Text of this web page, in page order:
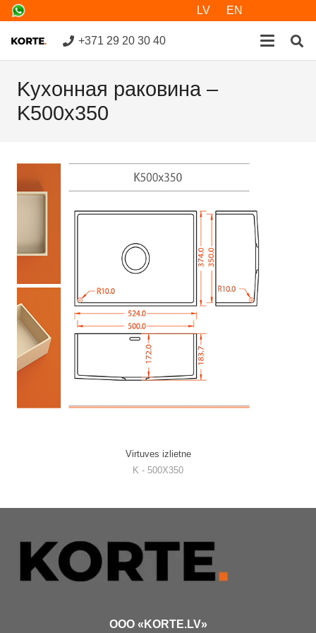
LV EN
+371 29 20 30 40
Kухонная раковина –
K500x350
Virtuves izlietne
K - 500X350
OOO «KORTE.LV»